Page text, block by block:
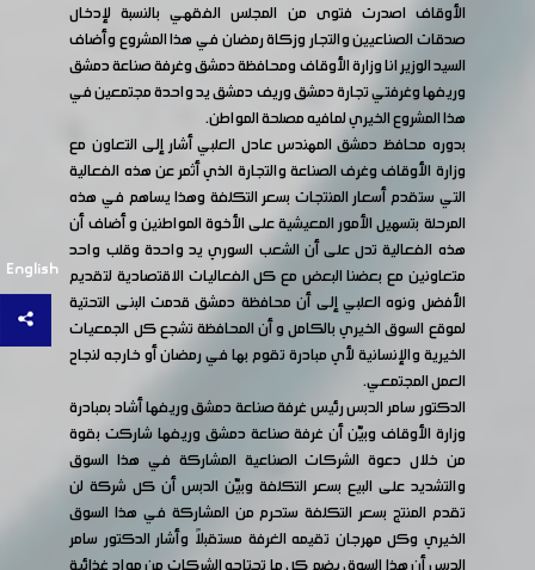
English
الأوقاف اصدرت فتوى من المجلس الفقهي بالنسبة لإدخال
صدقات الصناعيين والتجار وزكاة رمضان في هذا المشروع وأضاف
السيد الوزير انا وزارة الأوقاف ومحافظة دمشق وغرفة صناعة دمشق
وريفها وغرفتي تجارة دمشق وريف دمشق يد واحدة مجتمعين في
هذا المشروع الخيري لمافيه مصلحة المواطن.
بدوره محافظ دمشق المهندس عادل العلبي أشار إلى التعاون مع
وزارة الأوقاف وغرف الصناعة والتجارة الذي أثمر عن هذه الفعالية
التي ستقدم أسعار المنتجات بسعر التكلفة وهذا يساهم في هذه
المرحلة بتسهيل الأمور المعيشية على الأخوة المواطنين و أضاف أن
هذه الفعالية تدل على أن الشعب السوري يد واحدة وقلب واحد
متعاونين مع بعضنا البعض مع كل الفعاليات الاقتصادية لتقديم
الأفضل ونوه العلبي إلى أن محافظة دمشق قدمت البنى التحتية
لموقع السوق الخيري بالكامل و أن المحافظة تشجع كل الجمعيات
الخيرية والإنسانية لأي مبادرة تقوم بها في رمضان أو خارجه لنجاح
العمل المجتمعي.
الدكتور سامر الدبس رئيس غرفة صناعة دمشق وريفها أشاد بمبادرة
وزارة الأوقاف وبيّن أن غرفة صناعة دمشق وريفها شاركت بقوة
من خلال دعوة الشركات الصناعية المشاركة في هذا السوق
والتشديد على البيع بسعر التكلفة وبيّن الدبس أن كل شركة لن
تقدم المنتج بسعر التكلفة ستحرم من المشاركة في هذا السوق
الخيري وكل مهرجان تقيمه الغرفة مستقبلاً وأشار الدكتور سامر